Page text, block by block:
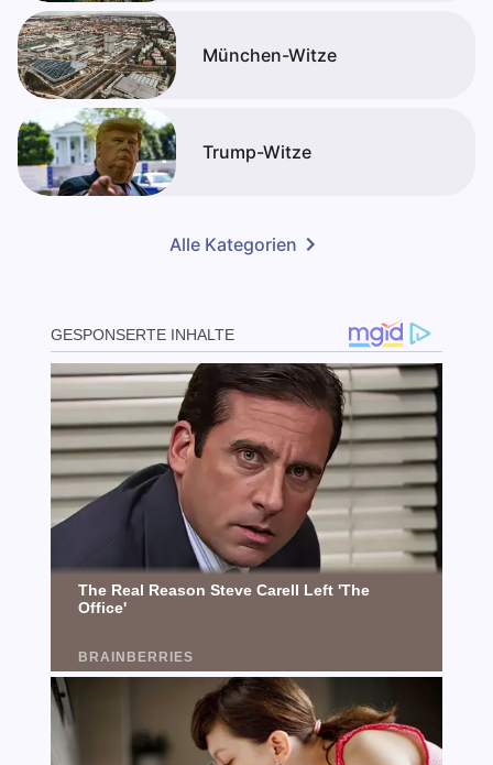
München-Witze
Trump-Witze
Alle Kategorien